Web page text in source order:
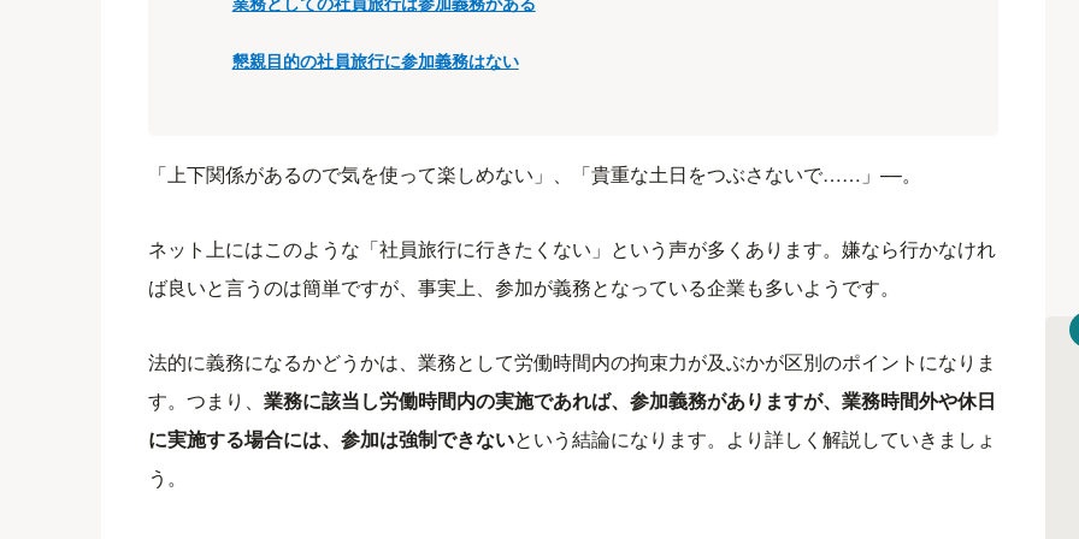
懇親目的の社員旅行に参加義務はない
「上下関係があるので気を使って楽しめない」、「貴重な土日をつぶさないで……」––。
ネット上にはこのような「社員旅行に行きたくない」という声が多くあります。嫌なら行かなけれ
ば良いと言うのは簡単ですが、事実上、参加が義務となっている企業も多いようです。
法的に義務になるかどうかは、業務として労働時間内の拘束力が及ぶかが区別のポイントになりま
す。つまり、業務に該当し労働時間内の実施であれば、参加義務がありますが、業務時間外や休日
に実施する場合には、参加は強制できないという結論になります。より詳しく解説していきましょ
う。